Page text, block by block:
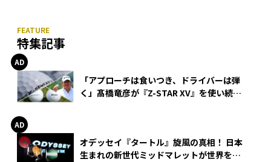
特集記事
「アプローチは食いつき、ドライバーは弾
く」髙橋竜彦が『Z-STAR XV』を使い続け
オデッセイ『タートル』旋風の真相！ 日本
生まれの新世代ミッドマレットが世界を席